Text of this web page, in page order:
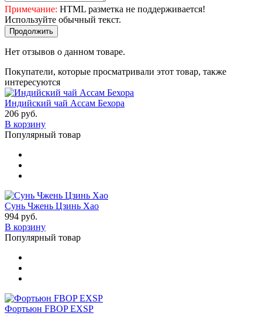
Примечание: HTML разметка не поддерживается!
Используйте обычный текст.
Продолжить
Нет отзывов о данном товаре.
Покупатели, которые просматривали этот товар, также
интересуются
Индийский чай Ассам Бехора
206 руб.
В корзину
Популярный товар
Сунь Чжень Цзинь Хао
994 руб.
В корзину
Популярный товар
Фортьюн FBOP EXSP